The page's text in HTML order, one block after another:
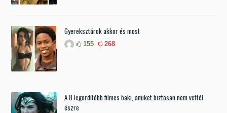
Gyereksztárok akkor és most
155 268
A 8 legordítóbb filmes baki, amiket biztosan nem vettél
észre